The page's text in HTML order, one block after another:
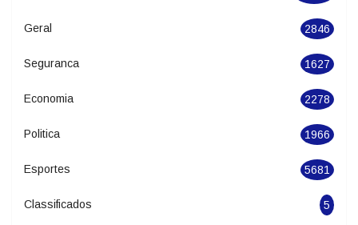
Cidades 551
Noticias 20396
Geral 2846
Seguranca 1627
Economia 2278
Politica 1966